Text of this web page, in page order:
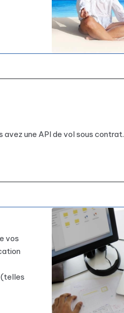
avez une API de vol sous contrat.
vos
(telles